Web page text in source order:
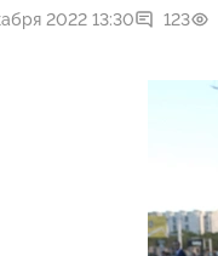
2022 13:30 123